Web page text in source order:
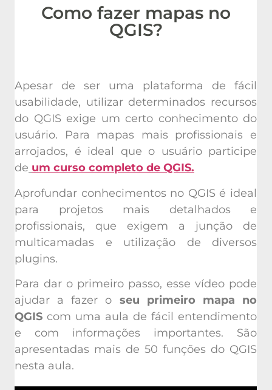
Como fazer mapas no
QGIS?
Apesar de ser uma plataforma de fácil
usabilidade, utilizar determinados recursos
do QGIS exige um certo conhecimento do
usuário. Para mapas mais profissionais e
arrojados, é ideal que o usuário participe
de um curso completo de QGIS.
Aprofundar conhecimentos no QGIS é ideal
para projetos mais detalhados e
profissionais, que exigem a junção de
multicamadas e utilização de diversos
plugins.
Para dar o primeiro passo, esse vídeo pode
ajudar a fazer o seu primeiro mapa no
QGIS com uma aula de fácil entendimento
e com informações importantes. São
apresentadas mais de 50 funções do QGIS
nesta aula.